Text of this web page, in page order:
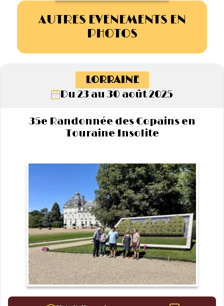
AUTRES EVENEMENTS EN
PHOTOS
LORRAINE
Du 23 au 30 août 2025
35e Randonnée des Copains en
Touraine Insolite